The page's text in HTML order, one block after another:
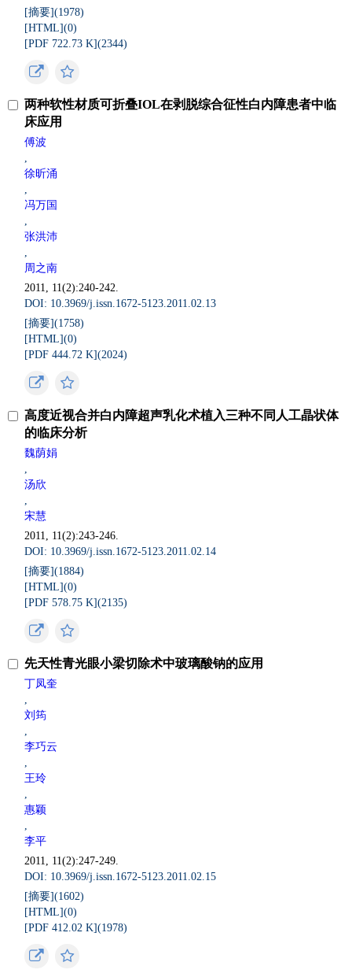
[摘要](1978)
[HTML](0)
[PDF 722.73 K](2344)
两种软性材质可折叠IOL在剥脱综合征性白内障患者中临
床应用
傅波
,
徐昕涌
,
冯万国
,
张洪沛
,
周之南
2011, 11(2):240-242.
DOI: 10.3969/j.issn.1672-5123.2011.02.13
[摘要](1758)
[HTML](0)
[PDF 444.72 K](2024)
高度近视合并白内障超声乳化术植入三种不同人工晶状体
的临床分析
魏荫娟
,
汤欣
,
宋慧
2011, 11(2):243-246.
DOI: 10.3969/j.issn.1672-5123.2011.02.14
[摘要](1884)
[HTML](0)
[PDF 578.75 K](2135)
先天性青光眼小梁切除术中玻璃酸钠的应用
丁凤奎
,
刘筠
,
李巧云
,
王玲
,
惠颖
,
李平
2011, 11(2):247-249.
DOI: 10.3969/j.issn.1672-5123.2011.02.15
[摘要](1602)
[HTML](0)
[PDF 412.02 K](1978)